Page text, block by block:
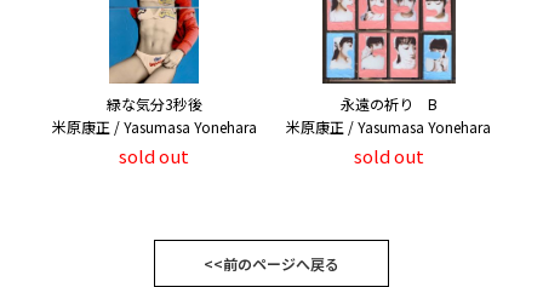
緑な気分3秒後
米原康正 / Yasumasa Yonehara
sold out
永遠の祈り B
米原康正 / Yasumasa Yonehara
sold out
<<前のページへ戻る